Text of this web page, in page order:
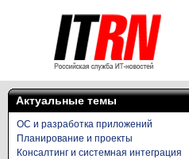
Актуальные темы
ОС и разработка приложений
Планирование и проекты
Консалтинг и системная интеграция